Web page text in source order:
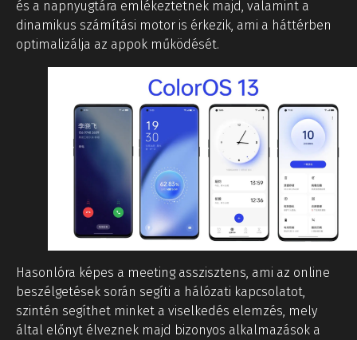
és a napnyugtára emlékeztetnek majd, valamint a
dinamikus számítási motor is érkezik, ami a háttérben
optimalizálja az appok működését.
Hasonlóra képes a meeting asszisztens, ami az online
beszélgetések során segíti a hálózati kapcsolatot,
szintén segíthet minket a viselkedés elemzés, mely
által előnyt élveznek majd bizonyos alkalmazások a